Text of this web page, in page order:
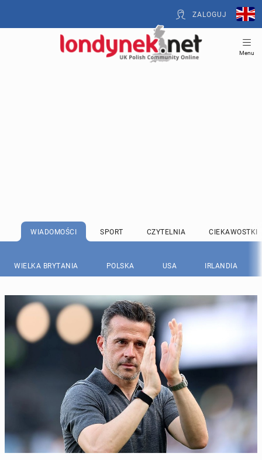
ZALOGUJ
Menu
WIADOMOŚCI SPORT CZYTELNIA CIEKAWOSTKI
WIELKA BRYTANIA POLSKA USA IRLANDIA